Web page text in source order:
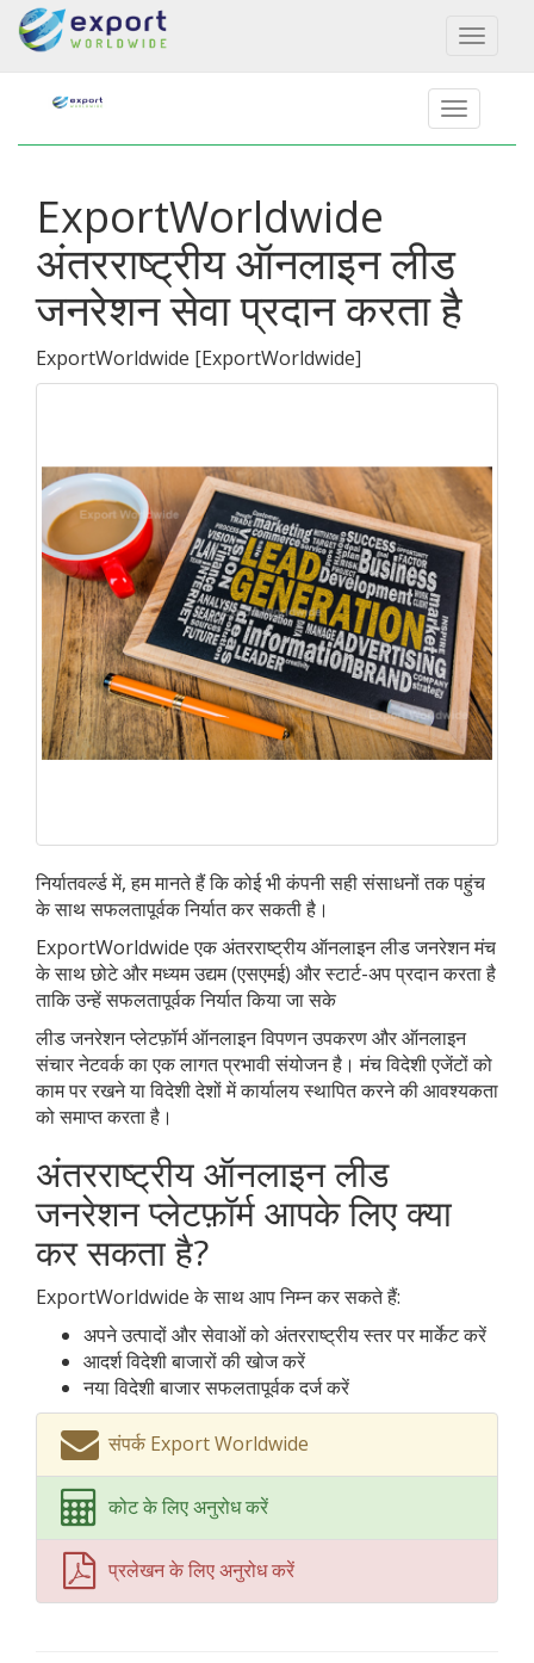
Toggle
ExportWorldwide
अंतरराष्ट्रीय ऑनलाइन लीड
जनरेशन सेवा प्रदान करता है
ExportWorldwide [ExportWorldwide]
निर्यातवर्ल्ड में, हम मानते हैं कि कोई भी कंपनी सही संसाधनों तक पहुंच
के साथ सफलतापूर्वक निर्यात कर सकती है।
ExportWorldwide एक अंतरराष्ट्रीय ऑनलाइन लीड जनरेशन मंच
के साथ छोटे और मध्यम उद्यम (एसएमई) और स्टार्ट-अप प्रदान करता है
ताकि उन्हें सफलतापूर्वक निर्यात किया जा सके
लीड जनरेशन प्लेटफ़ॉर्म ऑनलाइन विपणन उपकरण और ऑनलाइन
संचार नेटवर्क का एक लागत प्रभावी संयोजन है। मंच विदेशी एजेंटों को
काम पर रखने या विदेशी देशों में कार्यालय स्थापित करने की आवश्यकता
को समाप्त करता है।
अंतरराष्ट्रीय ऑनलाइन लीड
जनरेशन प्लेटफ़ॉर्म आपके लिए क्या
कर सकता है?
ExportWorldwide के साथ आप निम्न कर सकते हैं:
अपने उत्पादों और सेवाओं को अंतरराष्ट्रीय स्तर पर मार्केट करें
आदर्श विदेशी बाजारों की खोज करें
नया विदेशी बाजार सफलतापूर्वक दर्ज करें
संपर्क Export Worldwide
कोट के लिए अनुरोध करें
प्रलेखन के लिए अनुरोध करें